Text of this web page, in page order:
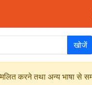
खोजें
करने तथा अन्य भाषा से